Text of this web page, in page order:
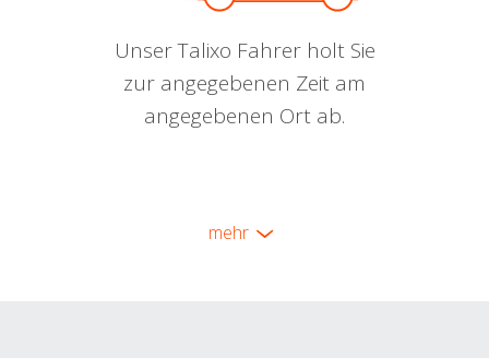
Unser Talixo Fahrer holt Sie
zur angegebenen Zeit am
angegebenen Ort ab.
mehr